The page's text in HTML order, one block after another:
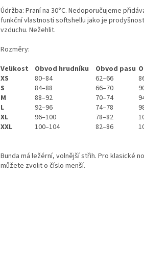
Údržba: Praní na 30°C. Nedoporučujeme
funkční vlastnosti softshellu jako je
vzduchu. Nežehlit.
Rozměry:
Velikost
Obvod hrudníku Obvod pasu
XS
80–84 62–66
S
84–88 66–70
M
88–92 70–74
L
92–96 74–78
XL
96–100 78–82
XXL
100–104 82–86
Bunda má ležérní, volnější střih. Pro klasické
můžete zvolit o číslo menší.